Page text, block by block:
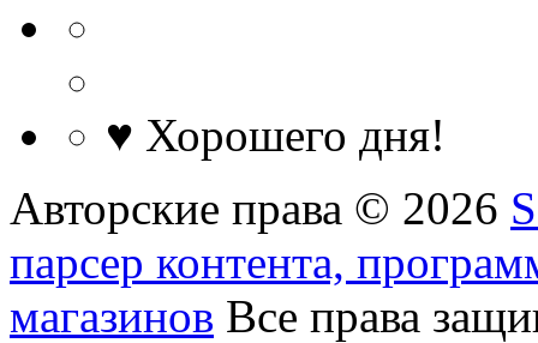
♥ Хорошего дня!
Авторские права © 2026
парсер контента,
магазинов Все права